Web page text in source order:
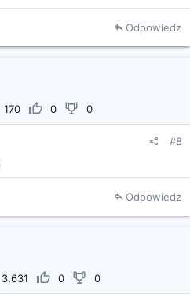
Odpowiedz
170 0 0
#8
Odpowiedz
3,631 0 0